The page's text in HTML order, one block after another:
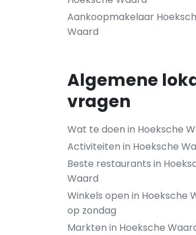
Aankoopmakelaar
Waard
Algemene
vragen
Wat te doen in Hoeksche
Activiteiten in Hoeksche
Beste restaurants in
Waard
Winkels open in Hoeksche
op zondag
Markten in Hoeksche